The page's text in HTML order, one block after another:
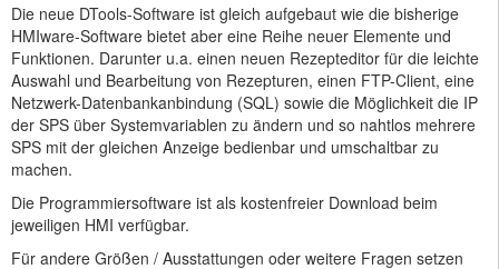
Die neue DTools-Software ist gleich aufgebaut wie die bisherige
HMIware-Software bietet aber eine Reihe neuer Elemente und
Funktionen. Darunter u.a. einen neuen Rezepteditor für die leichte
Auswahl und Bearbeitung von Rezepturen, einen FTP-Client, eine
Netzwerk-Datenbankanbindung (SQL) sowie die Möglichkeit die IP
der SPS über Systemvariablen zu ändern und so nahtlos mehrere
SPS mit der gleichen Anzeige bedienbar und umschaltbar zu
machen.
Die Programmiersoftware ist als kostenfreier Download beim
jeweiligen HMI verfügbar.
Für andere Größen / Ausstattungen oder weitere Fragen setzen